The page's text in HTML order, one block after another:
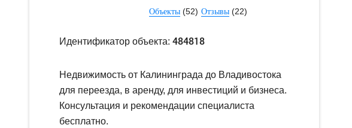
Объекты(52) Отзывы(22)
Идентификатор объекта: 484818
Недвижимость от Калининграда до Владивостока
для переезда, в аренду, для инвестиций и бизнеса.
Консультация и рекомендации специалиста
бесплатно.